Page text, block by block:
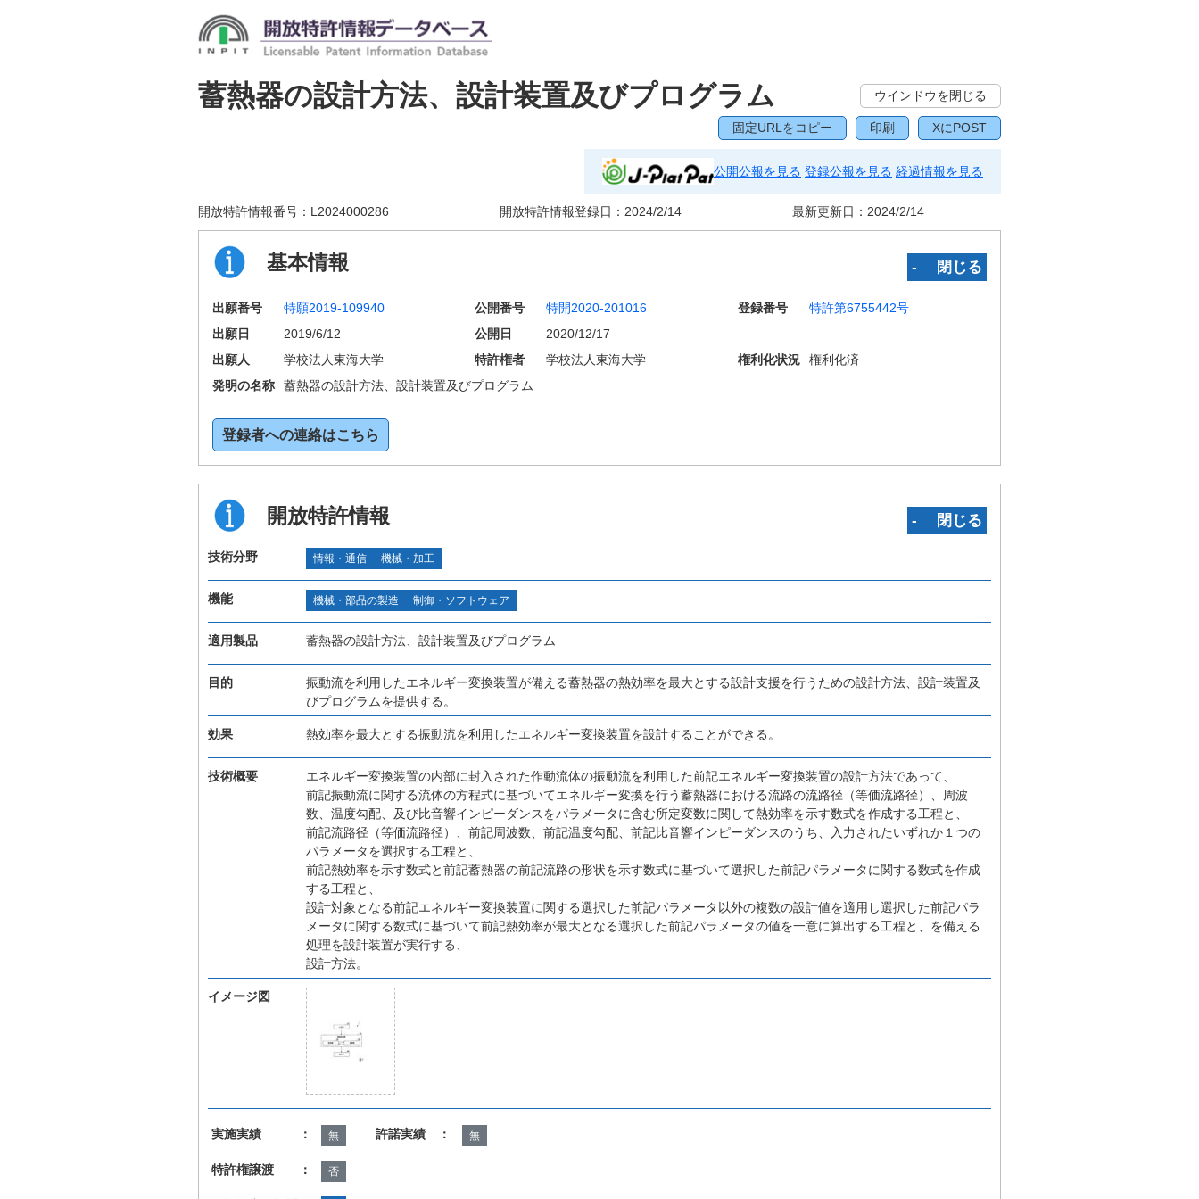
蓄熱器の設計方法、設計装置及びプログラム ウインドウを閉じる
固定URLをコピー 印刷 XにPOST
公開公報を見る 登録公報を見る 経過情報を見る
開放特許情報番号： L2024000286 開放特許情報登録日： 2024/2/14 最新更新日： 2024/2/14
基本情報 ‐ 閉じる
出願番号 特願2019-109940 公開番号 特開2020-201016 登録番号
特許第6755442号
出願日
2019/6/12 公開日
2020/12/17
出願人
学校法人東海大学 特許権者 学校法人東海大学 権利化状況
権利化済
発明の名称
蓄熱器の設計方法、設計装置及びプログラム
登録者への連絡はこちら
開放特許情報 ‐ 閉じる
技術分野 情報・通信 機械・加工
機能 機械・部品の製造 制御・ソフトウェア
適用製品 蓄熱器の設計方法、設計装置及びプログラム
目的
振動流を利用したエネルギー変換装置が備える蓄熱器の熱効率を最大とする設計支援を行うための設計方法、設計装置及
びプログラムを提供する。
効果 熱効率を最大とする振動流を利用したエネルギー変換装置を設計することができる。
技術概要
エネルギー変換装置の内部に封入された作動流体の振動流を利用した前記エネルギー変換装置の設計方法であって、
前記振動流に関する流体の方程式に基づいてエネルギー変換を行う蓄熱器における流路の流路径（等価流路径）、周波
数、温度勾配、及び比音響インピーダンスをパラメータに含む所定変数に関して熱効率を示す数式を作成する工程と、
前記流路径（等価流路径）、前記周波数、前記温度勾配、前記比音響インピーダンスのうち、入力されたいずれか１つの
パラメータを選択する工程と、
前記熱効率を示す数式と前記蓄熱器の前記流路の形状を示す数式に基づいて選択した前記パラメータに関する数式を作成
する工程と、
設計対象となる前記エネルギー変換装置に関する選択した前記パラメータ以外の複数の設計値を適用し選択した前記パラ
メータに関する数式に基づいて前記熱効率が最大となる選択した前記パラメータの値を一意に算出する工程と、を備える
処理を設計装置が実行する、
設計方法。
イメージ図
実施実績 ： 無 許諾実績 ： 無
特許権譲渡 ： 否